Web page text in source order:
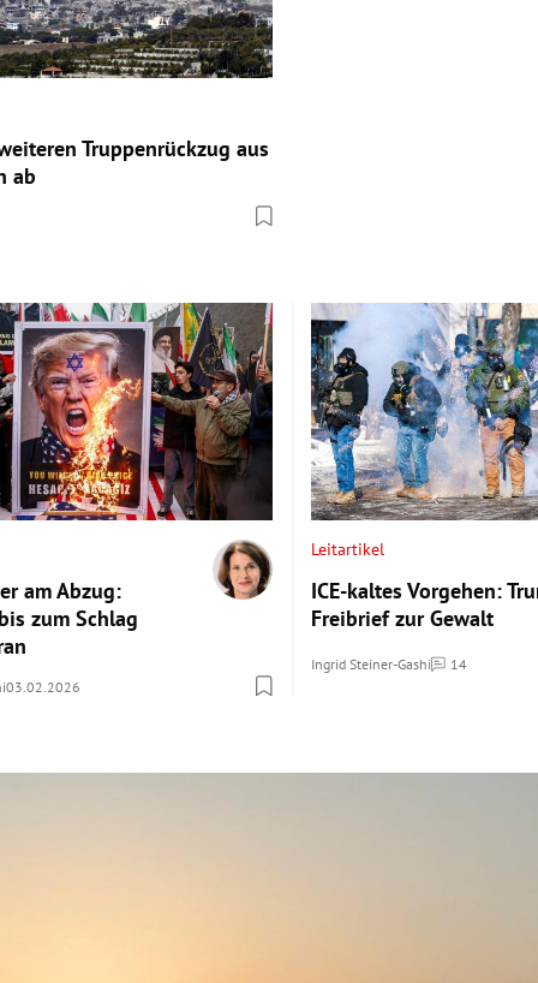
Truppenrückzug aus
ab
am Abzug:
zum Schlag
03.02.2026
Leitartikel
ICE-kaltes Vorgehen:
Freibrief zur Gewalt
Ingrid Steiner-Gashi 14
Kommentare